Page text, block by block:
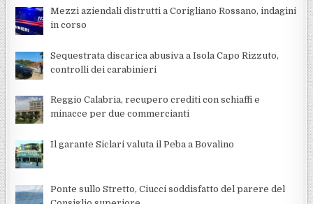
Mezzi aziendali distrutti a Corigliano Rossano, indagini
in corso
Sequestrata discarica abusiva a Isola Capo Rizzuto,
controlli dei carabinieri
Reggio Calabria, recupero crediti con schiaffi e
minacce per due commercianti
Il garante Siclari valuta il Peba a Bovalino
Ponte sullo Stretto, Ciucci soddisfatto del parere del